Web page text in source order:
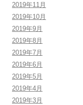
2019年11月
2019年10月
2019年9月
2019年8月
2019年7月
2019年6月
2019年5月
2019年4月
2019年3月